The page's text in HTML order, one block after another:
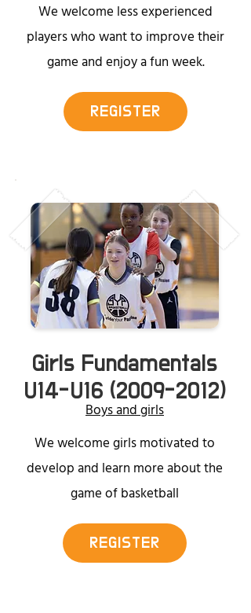
We welcome less experienced
players who want to improve their
game and enjoy a fun week.
REGISTER
Girls Fundamentals
U14-U16 (2009-2012)
Boys and girls
We welcome girls motivated to
develop and learn more about the
game of basketball
REGISTER